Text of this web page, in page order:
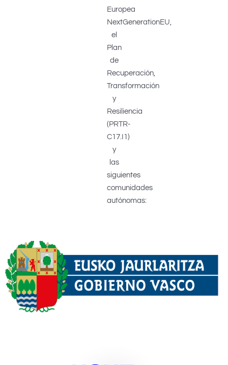
Europea
NextGenerationEU,
el
Plan
de
Recuperación,
Transformación
y
Resiliencia
(PRTR-
C17.I1)
y
las
siguientes
comunidades
autónomas: